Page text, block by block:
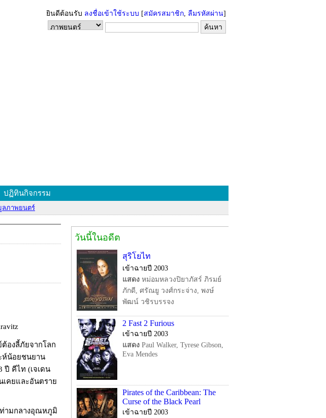
ยินดีต้อนรับ ลงชื่อเข้าใช้ระบบ [สมัครสมาชิก, ลืมรหัสผ่าน]
ปฏิทินกิจกรรม
ลภาพยนตร์
องลี้ภัยจากโลก
ห์น้อยชนยาน
ปี คีไท (เจเดน
เคยและอันตราย
ามกลางอุณหภูมิ
วันนี้ในอดีต
สุริโยไท
เข้าฉายปี 2003
แสดง หม่อมหลวงปิยาภัสร์ ภิรมย์
ภักดี, ศรัณยู วงศ์กระจ่าง, พงษ์
พัฒน์ วชิรบรรจง
2 Fast 2 Furious
เข้าฉายปี 2003
แสดง Paul Walker, Tyrese Gibson,
Eva Mendes
Pirates of the Caribbean: The
Curse of the Black Pearl
เข้าฉายปี 2003